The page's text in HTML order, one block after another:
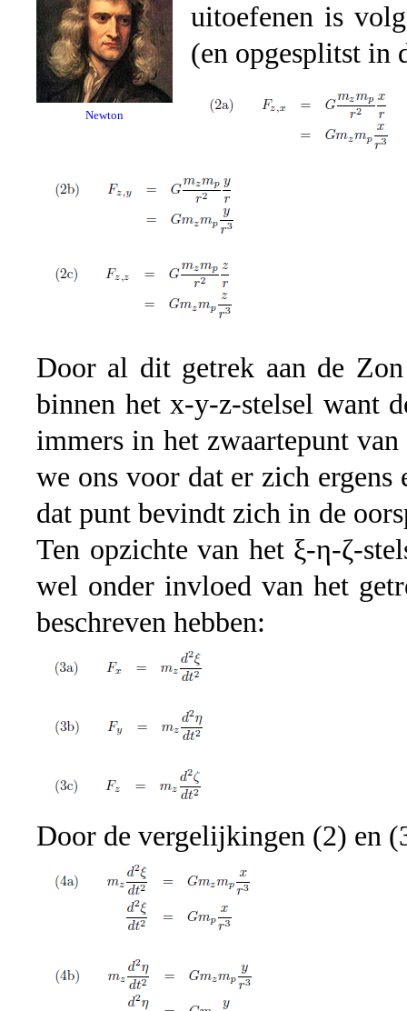
Newton
uitoefenen is
(en opgesplitst in
Door al dit getrek aan de
binnen het x-y-z-stelsel want
immers in het zwaartepunt
we ons voor dat er zich ergens
dat punt bevindt zich in de
Ten opzichte van het ξ-η-ζ-
wel onder invloed van het
beschreven hebben:
Door de vergelijkingen (2) en